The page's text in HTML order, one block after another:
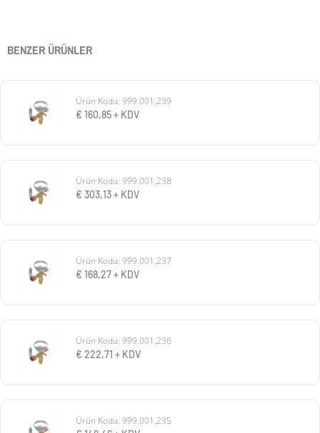
BENZER ÜRÜNLER
Ürün Kodu: 999.001.239
€ 160,85+ KDV
Ürün Kodu: 999.001.238
€ 303,13+ KDV
Ürün Kodu: 999.001.237
€ 168,27+ KDV
Ürün Kodu: 999.001.236
€ 222,71 + KDV
Ürün Kodu: 999.001.235